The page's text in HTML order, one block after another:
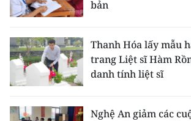
bản
Thanh Hóa lấy mẫu
trang Liệt sĩ Hàm
danh tính liệt sĩ
Nghệ An giảm các